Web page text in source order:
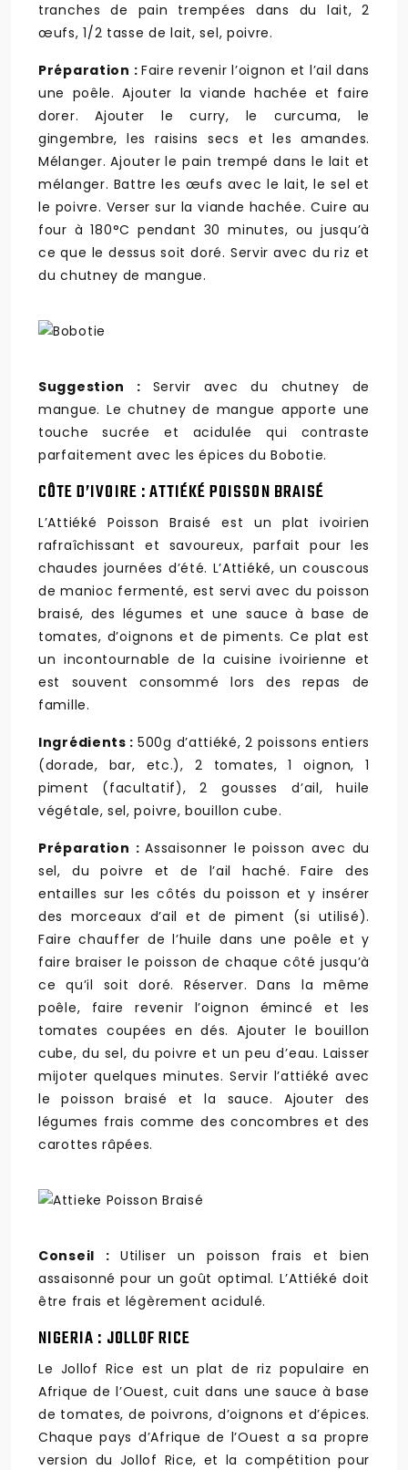
tranches de pain trempées dans du lait, 2
œufs, 1/2 tasse de lait, sel, poivre.
Préparation :Faire revenir l’oignon et l’ail dans
une poêle. Ajouter la viande hachée et faire
dorer. Ajouter le curry, le curcuma, le
gingembre, les raisins secs et les amandes.
Mélanger. Ajouter le pain trempé dans le lait et
mélanger. Battre les œufs avec le lait, le sel et
le poivre. Verser sur la viande hachée. Cuire au
four à 180°C pendant 30 minutes, ou jusqu’à
ce que le dessus soit doré. Servir avec du riz et
du chutney de mangue.
Suggestion : Servir avec du chutney de
mangue. Le chutney de mangue apporte une
touche sucrée et acidulée qui contraste
parfaitement avec les épices du Bobotie.
CÔTE D’IVOIRE : ATTIÉKÉ POISSON BRAISÉ
L’Attiéké Poisson Braisé est un plat ivoirien
rafraîchissant et savoureux, parfait pour les
chaudes journées d’été. L’Attiéké, un couscous
de manioc fermenté, est servi avec du poisson
braisé, des légumes et une sauce à base de
tomates, d’oignons et de piments. Ce plat est
un incontournable de la cuisine ivoirienne et
est souvent consommé lors des repas de
famille.
Ingrédients : 500g d’attiéké, 2 poissons entiers
(dorade, bar, etc.), 2 tomates, 1 oignon, 1
piment (facultatif), 2 gousses d’ail, huile
végétale, sel, poivre, bouillon cube.
Préparation :Assaisonner le poisson avec du
sel, du poivre et de l’ail haché. Faire des
entailles sur les côtés du poisson et y insérer
des morceaux d’ail et de piment (si utilisé).
Faire chauffer de l’huile dans une poêle et y
faire braiser le poisson de chaque côté jusqu’à
ce qu’il soit doré. Réserver. Dans la même
poêle, faire revenir l’oignon émincé et les
tomates coupées en dés. Ajouter le bouillon
cube, du sel, du poivre et un peu d’eau. Laisser
mijoter quelques minutes. Servir l’attiéké avec
le poisson braisé et la sauce. Ajouter des
légumes frais comme des concombres et des
carottes râpées.
Conseil : Utiliser un poisson frais et bien
assaisonné pour un goût optimal. L’Attiéké doit
être frais et légèrement acidulé.
NIGERIA : JOLLOF RICE
Le Jollof Rice est un plat de riz populaire en
Afrique de l’Ouest, cuit dans une sauce à base
de tomates, de poivrons, d’oignons et d’épices.
Chaque pays d’Afrique de l’Ouest a sa propre
version du Jollof Rice, et la compétition pour